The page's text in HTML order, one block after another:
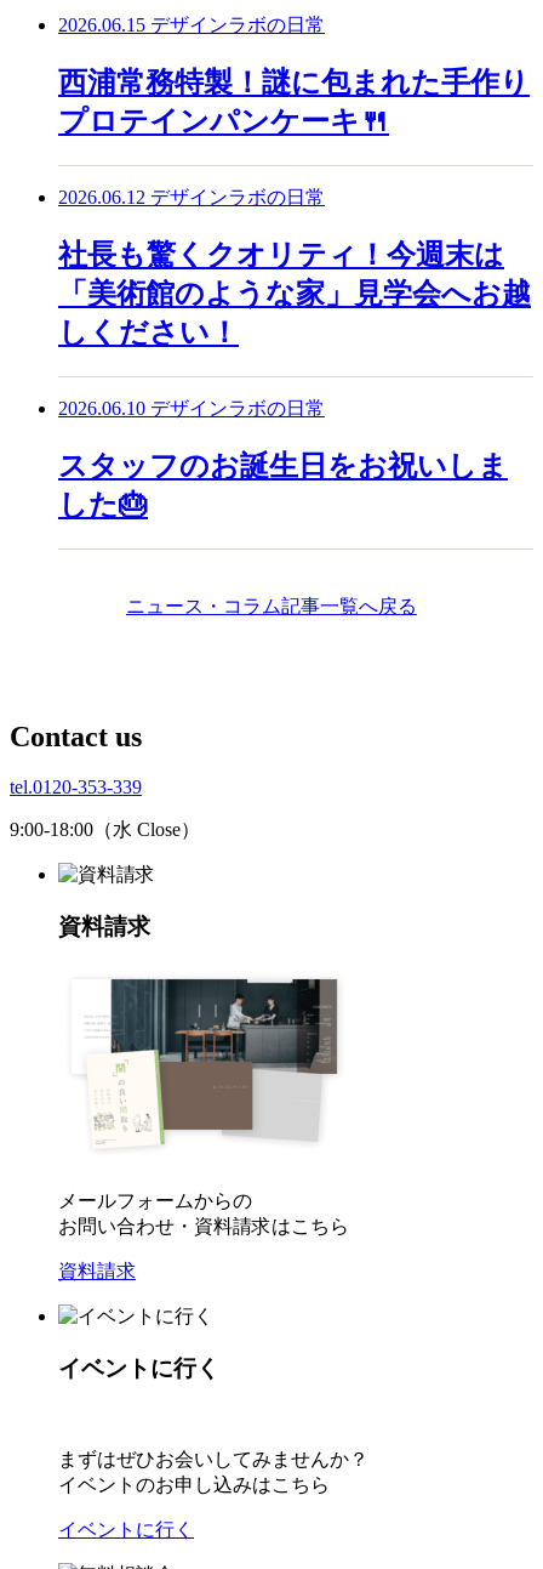
2026.06.15 デザインラボの日常
西浦常務特製！謎に包まれた手作り
プロテインパンケーキ🍴
2026.06.12 デザインラボの日常
社長も驚くクオリティ！今週末は
「美術館のような家」見学会へお越
しください！
2026.06.10 デザインラボの日常
スタッフのお誕生日をお祝いしま
した🎂
ニュース・コラム記事一覧へ戻る
Contact us
tel.0120-353-339
9:00-18:00（水 Close）
資料請求
メールフォームからの
お問い合わせ・資料請求はこちら
資料請求
イベントに行く
まずはぜひお会いしてみませんか？
イベントのお申し込みはこちら
イベントに行く